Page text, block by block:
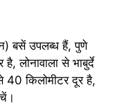
बसें उपलब्ध हैं, पुणे
लोनावाला से भाबुर्दे
40 किलोमीटर दूर है,